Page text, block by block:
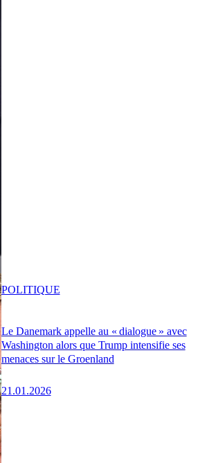
Le Danemark appelle au « dialogue » avec
Washington alors que Trump intensifie ses
menaces sur le Groenland
21.01.2026
POLITIQUE